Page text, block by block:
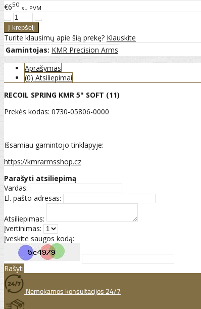
€650 su PVM
Turite klausimų apie šią prekę? Klauskite
Gamintojas: KMR Precision Arms
Aprašymas
(0) Atsiliepimai
RECOIL SPRING KMR 5" SOFT (11)
Prekės kodas: 0730-05806-0000
Išsamiau gamintojo tinklapyje:
https://kmrarmsshop.cz
Parašyti atsiliepimą
Vardas:
El. pašto adresas:
Atsiliepimas:
Įvertinimas:
Įveskite saugos kodą:
Rašyti
Nemokamos konsultacijos 24/7